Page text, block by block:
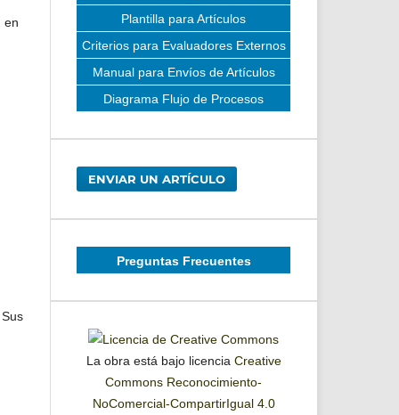
en
Plantilla para Artículos
Criterios para Evaluadores Externos
Manual para Envíos de Artículos
Diagrama Flujo de Procesos
ENVIAR UN ARTÍCULO
Preguntas Frecuentes
La obra está bajo licencia Creative
Commons Reconocimiento-
NoComercial-CompartirIgual 4.0